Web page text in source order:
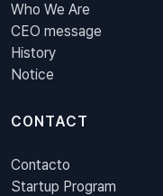
Who We Are
CEO message
History
Notice
CONTACT
Contacto
Startup Program